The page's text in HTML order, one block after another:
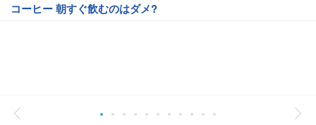
コーヒー 朝すぐ飲むのはダメ?